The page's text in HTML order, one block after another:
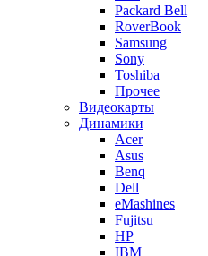
Packard Bell
RoverBook
Samsung
Sony
Toshiba
Прочее
Видеокарты
Динамики
Acer
Asus
Benq
Dell
eMashines
Fujitsu
HP
IBM